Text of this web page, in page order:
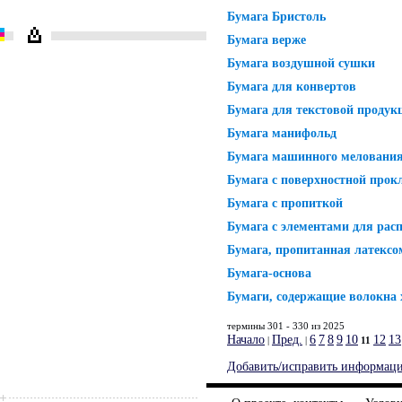
Бумага Бристоль
Бумага верже
Бумага воздушной сушки
Бумага для конвертов
Бумага для текстовой
Бумага манифольд
Бумага машинного
Бумага с поверхностной
Бумага с пропиткой
Бумага с элементами для
Бумага, пропитанная
Бумага-основа
Бумаги, содержащие волокна
термины 301 - 330 из 2025
Начало | Пред. | 6 7 8 9 10 11 12 13
Добавить/исправить